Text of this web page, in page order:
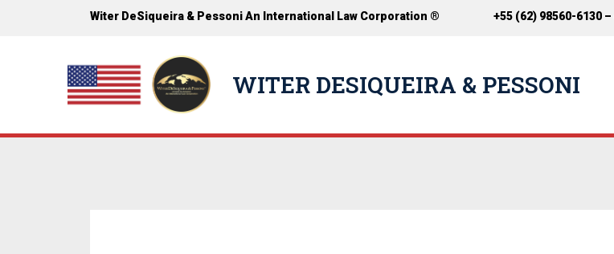
Witer DeSiqueira & Pessoni An International Law Corporation ® +55 (62) 98560-6130 –
WITER DESIQUEIRA & PESSONI